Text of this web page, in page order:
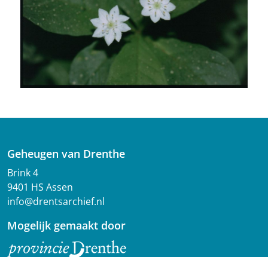
Geheugen van Drenthe
Brink 4
9401 HS Assen
info@drentsarchief.nl
Mogelijk gemaakt door